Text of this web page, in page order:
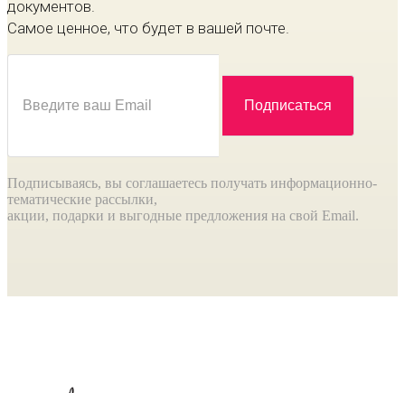
документов.
Самое ценное, что будет в вашей почте.
Подписываясь, вы соглашаетесь получать информационно-
тематические рассылки,
акции, подарки и выгодные предложения на свой Email.